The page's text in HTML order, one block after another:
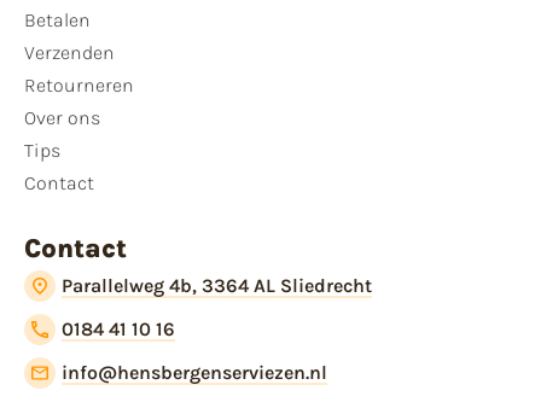
Betalen
Verzenden
Retourneren
Over ons
Tips
Contact
Contact
Parallelweg 4b, 3364 AL Sliedrecht
0184 41 10 16
info@hensbergenserviezen.nl